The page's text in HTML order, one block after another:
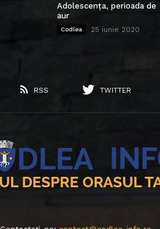
Adolescența, perioada de
aur
Codlea 25 iunie 2020
RSS TWITTER